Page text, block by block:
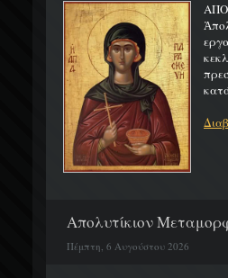
Απολυτίκιον
Πέμπτη, 6 Αυγούστου 2026